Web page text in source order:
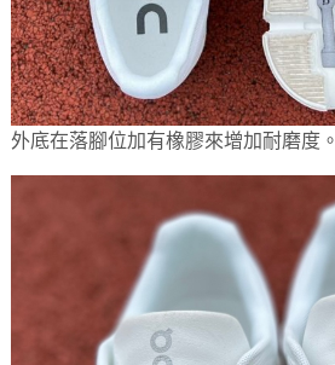
外底在落腳位加有橡膠來增加耐磨度。